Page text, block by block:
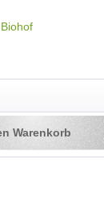
Warenkorb